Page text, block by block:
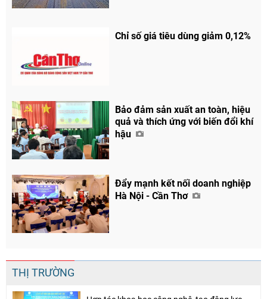
Chỉ số giá tiêu dùng giảm 0,12%
Bảo đảm sản xuất an toàn, hiệu
quả và thích ứng với biến đổi khí
hậu
Đẩy mạnh kết nối doanh nghiệp
Hà Nội - Cần Thơ
THỊ TRƯỜNG